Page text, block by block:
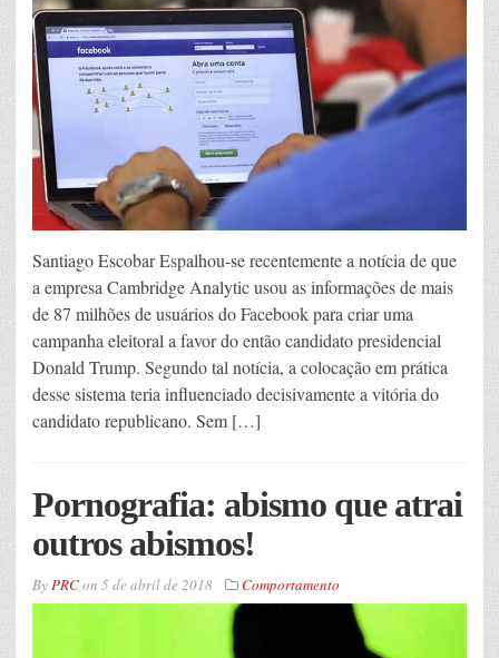
Santiago Escobar Espalhou-se recentemente a notícia de que
a empresa Cambridge Analytic usou as informações de mais
de 87 milhões de usuários do Facebook para criar uma
campanha eleitoral a favor do então candidato presidencial
Donald Trump. Segundo tal notícia, a colocação em prática
desse sistema teria influenciado decisivamente a vitória do
candidato republicano. Sem […]
Pornografia: abismo que atrai
outros abismos!
ByPRCon 5 de abril de 2018 Comportamento